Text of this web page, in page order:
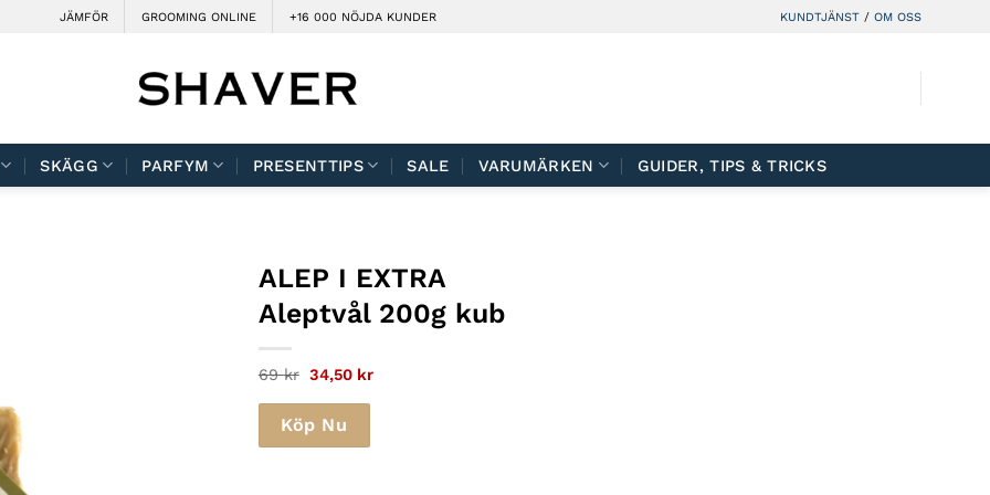
JÄMFÖR GROOMING ONLINE +16 000 NÖJDA KUNDER KUNDTJÄNST / OM OSS
SKÄGG PARFYM PRESENTTIPS SALE VARUMÄRKEN GUIDER, TIPS & TRICKS
ALEP I EXTRA
Aleptvål 200g kub
69kr Det
ursprungliga
priset
var:
69 kr.
34,50 krDet
Köp Nu